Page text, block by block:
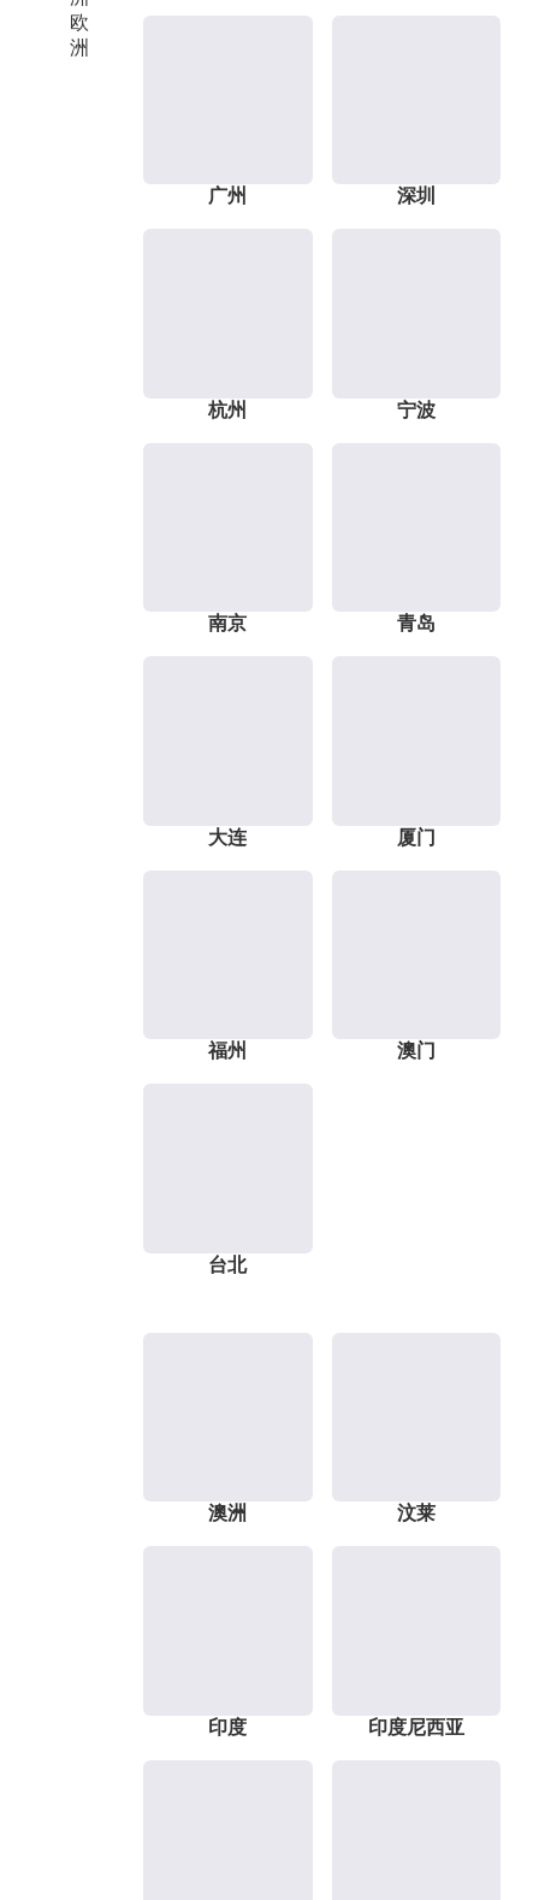
欧
洲
广州 深圳
杭州 宁波
南京 青岛
大连 厦门
福州 澳门
台北
澳洲 汶莱
印度 印度尼西亚